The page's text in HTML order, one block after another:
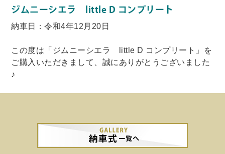
ジムニーシエラ little D コンプリート
納車日：令和4年12月20日
この度は「ジムニーシエラ little D コンプリート」を
ご購入いただきまして、誠にありがとうございました
♪